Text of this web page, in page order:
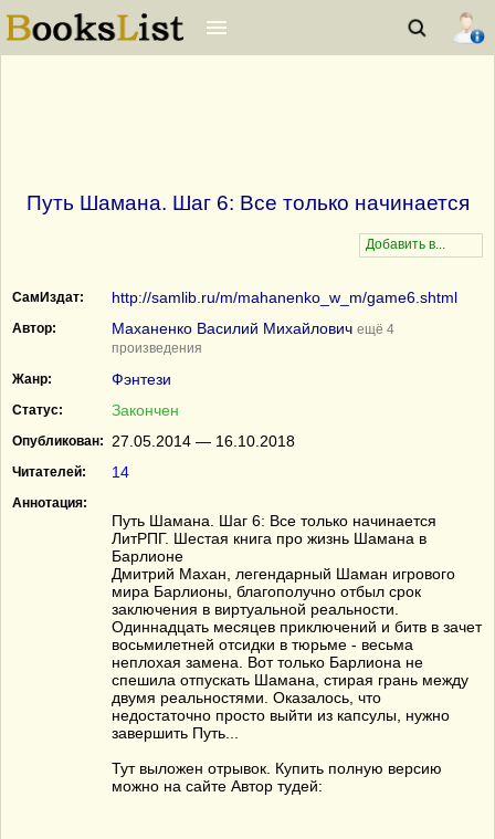
Путь Шамана. Шаг 6: Все только начинается
СамИздат: http://samlib.ru/m/mahanenko_w_m/game6.shtml
Автор: Маханенко Василий Михайлович ещё 4
произведения
Жанр:
Фэнтези
Статус: Закончен
Опубликован: 27.05.2014 — 16.10.2018
Читателей: 14
Аннотация:
Путь Шамана. Шаг 6: Все только начинается
ЛитРПГ. Шестая книга про жизнь Шамана в
Барлионе
Дмитрий Махан, легендарный Шаман игрового
мира Барлионы, благополучно отбыл срок
заключения в виртуальной реальности.
Одиннадцать месяцев приключений и битв в зачет
восьмилетней отсидки в тюрьме - весьма
неплохая замена. Вот только Барлиона не
спешила отпускать Шамана, стирая грань между
двумя реальностями. Оказалось, что
недостаточно просто выйти из капсулы, нужно
завершить Путь...
Тут выложен отрывок. Купить полную версию
можно на сайте Автор тудей: